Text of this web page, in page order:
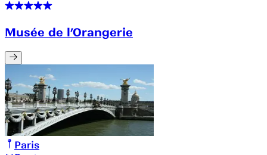
Musée de l’Orangerie
Paris